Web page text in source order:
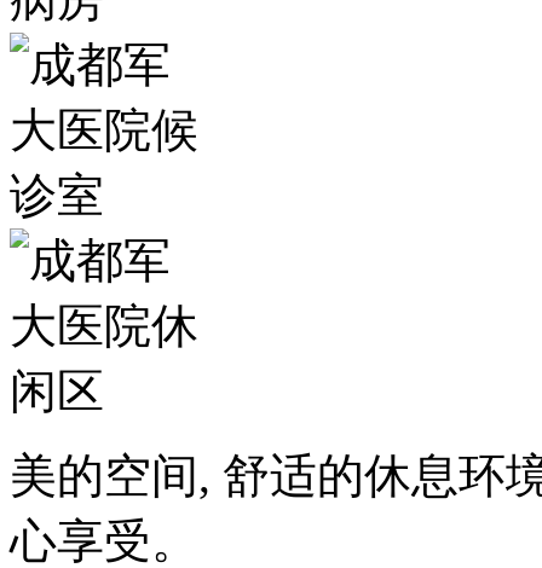
美的空间, 舒适的休息环
心享受。